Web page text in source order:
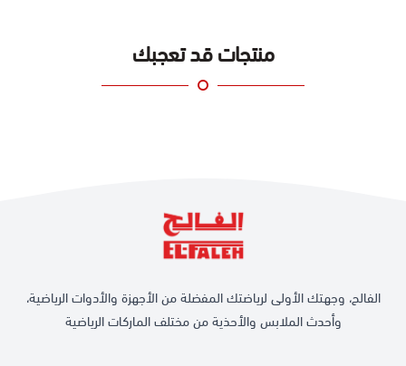
منتجات قد تعجبك
الفالح، وجهتك الأولى لرياضتك المفضلة من الأجهزة والأدوات الرياضية،
وأحدث الملابس والأحذية من مختلف الماركات الرياضية